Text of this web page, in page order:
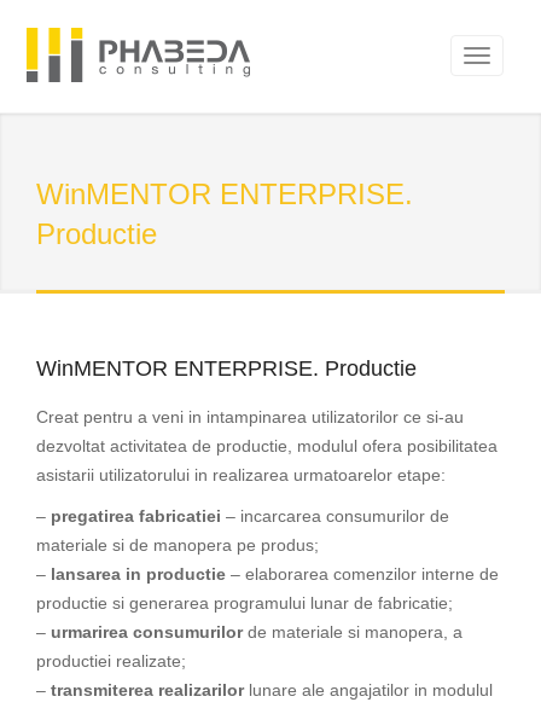
WinMENTOR ENTERPRISE.
Productie
WinMENTOR ENTERPRISE. Productie
Creat pentru a veni in intampinarea utilizatorilor ce si-au
dezvoltat activitatea de productie, modulul ofera posibilitatea
asistarii utilizatorului in realizarea urmatoarelor etape:
– pregatirea fabricatiei – incarcarea consumurilor de
materiale si de manopera pe produs;
– lansarea in productie – elaborarea comenzilor interne de
productie si generarea programului lunar de fabricatie;
– urmarirea consumurilorde materiale si manopera, a
productiei realizate;
– transmiterea realizarilorlunare ale angajatilor in modulul